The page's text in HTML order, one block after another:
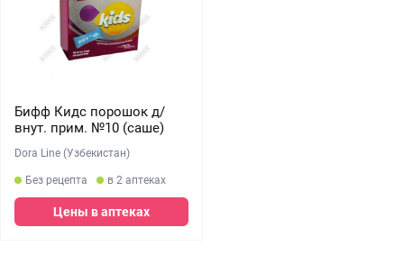
Бифф Кидс порошок д/
внут. прим. №10 (саше)
Dora Line (Узбекистан)
Без рецепта в 2 аптеках
Цены в аптеках